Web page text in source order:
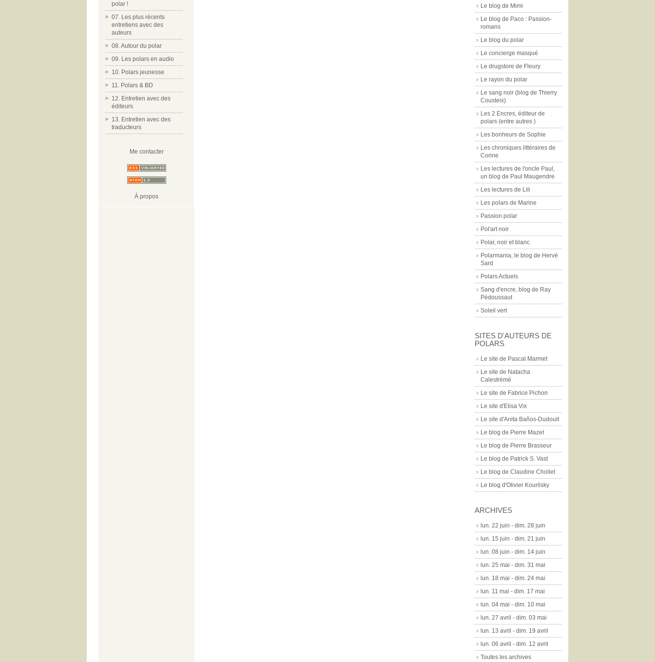
polar !
07. Les plus récents
entretiens avec des
auteurs
08. Autour du polar
09. Les polars en audio
10. Polars jeunesse
11. Polars & BD
12. Entretien avec des
éditeurs
13. Entretien avec des
traducteurs
Me contacter
À propos
Le blog de Mimi
Le blog de Paco : Passion-
romans
Le blog du polar
Le concierge masqué
Le drugstore de Fleury
Le rayon du polar
Le sang noir (blog de Thierry
Cousteix)
Les 2 Encres, éditeur de
polars (entre autres )
Les bonheurs de Sophie
Les chroniques littéraires de
Corine
Les lectures de l'oncle Paul,
un blog de Paul Maugendre
Les lectures de Lili
Les polars de Marine
Passion polar
Pol'art noir
Polar, noir et blanc
Polarmania, le blog de Hervé
Sard
Polars Actuels
Sang d'encre, blog de Ray
Pédoussaut
Soleil vert
SITES D'AUTEURS DE
POLARS
Le site de Pascal Marmet
Le site de Natacha
Calestrémé
Le site de Fabrice Pichon
Le site d'Elisa Vix
Le site d'Anita Baños-Dudouit
Le blog de Pierre Mazet
Le blog de Pierre Brasseur
Le blog de Patrick S. Vast
Le blog de Claudine Chollet
Le blog d'Olivier Kourilsky
ARCHIVES
lun. 22 juin - dim. 28 juin
lun. 15 juin - dim. 21 juin
lun. 08 juin - dim. 14 juin
lun. 25 mai - dim. 31 mai
lun. 18 mai - dim. 24 mai
lun. 11 mai - dim. 17 mai
lun. 04 mai - dim. 10 mai
lun. 27 avril - dim. 03 mai
lun. 13 avril - dim. 19 avril
lun. 06 avril - dim. 12 avril
Toutes les archives